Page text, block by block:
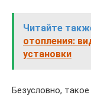
Читайте
отопления:
установки
Безусловно,